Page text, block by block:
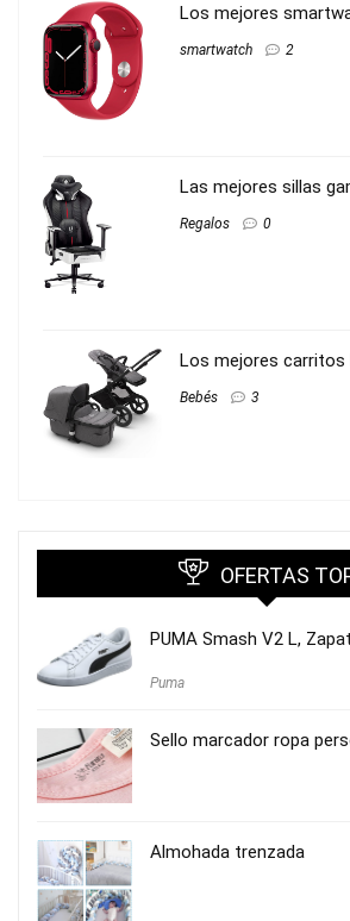
Los mejores
smartwatch 2
Las mejores sillas
Regalos 0
Los mejores carritos
Bebés 3
OFERTAS
PUMA Smash V2 L,
Puma
Sello marcador ropa
Almohada trenzada